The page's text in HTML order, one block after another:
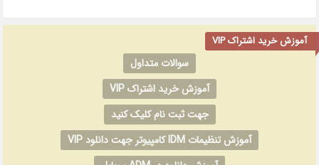
آموزش خرید اشتراک VIP
سوالات متداول
آموزش خرید اشتراک VIP
جهت ثبت نام کلیک کنید
آموزش تنظیمات IDM کامپیوتر جهت دانلود VIP